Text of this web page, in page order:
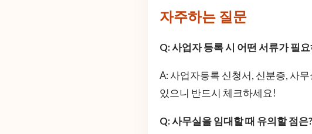
자주하는 질문
Q: 사업자 등록 시 어떤 서류가 필
A: 사업자등록 신청서, 신분증, 사
있으니 반드시 체크하세요!
Q: 사무실을 임대할 때 유의할 점은?